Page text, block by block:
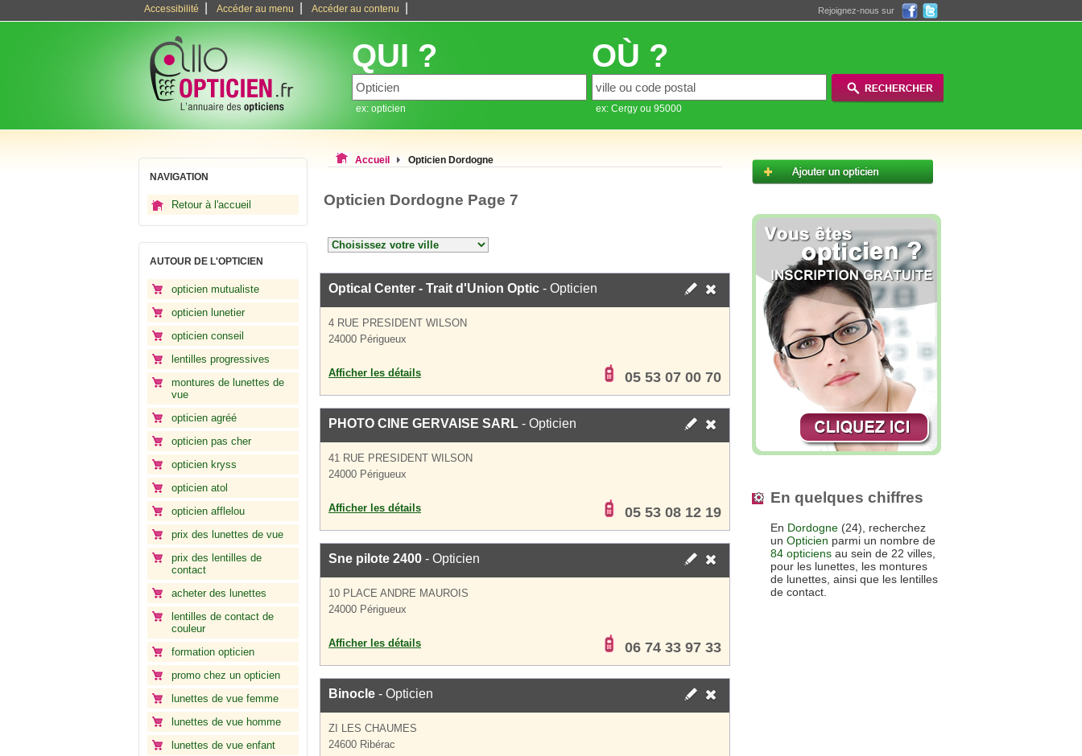
Accessibilité Accéder au menu Accéder au contenu Rejoignez-nous sur
QUI ?
ex: opticien
OÙ ?
ex: Cergy ou 95000
NAVIGATION
Retour à l'accueil
AUTOUR DE L'OPTICIEN
opticien mutualiste
opticien lunetier
opticien conseil
lentilles progressives
montures de lunettes de
vue
opticien agréé
opticien pas cher
opticien kryss
opticien atol
opticien afflelou
prix des lunettes de vue
prix des lentilles de
contact
acheter des lunettes
lentilles de contact de
couleur
formation opticien
promo chez un opticien
lunettes de vue femme
lunettes de vue homme
lunettes de vue enfant
Accueil Opticien Dordogne
Opticien Dordogne Page 7
Optical Center - Trait d'Union Optic - Opticien
4 RUE PRESIDENT WILSON
24000 Périgueux
Afficher les détails 05 53 07 00 70
PHOTO CINE GERVAISE SARL - Opticien
41 RUE PRESIDENT WILSON
24000 Périgueux
Afficher les détails 05 53 08 12 19
Sne pilote 2400 - Opticien
10 PLACE ANDRE MAUROIS
24000 Périgueux
Afficher les détails 06 74 33 97 33
Binocle - Opticien
ZI LES CHAUMES
24600 Ribérac
En quelques chiffres
En Dordogne (24), recherchez
un Opticien parmi un nombre de
84 opticiens au sein de 22 villes,
pour les lunettes, les montures
de lunettes, ainsi que les lentilles
de contact.